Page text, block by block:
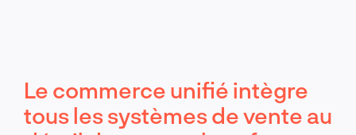
Le commerce unifié intègre
tous les systèmes de vente au